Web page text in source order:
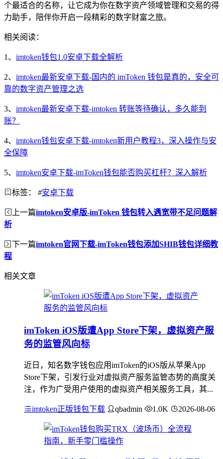
个最适合的名称，让它成为你在数字资产领域管理和交易的得
力助手，陪伴你开启一段精彩的数字财富之旅。
相关阅读：
1、 imtoken钱包1.0安卓下载全解析
2、 imtoken最新安卓下载-国内的 imToken 钱包是真的，安全可
靠的数字资产管理之选
3、 imtoken最新安卓下载-imtoken 转账等待确认，多久能到
账？
4、 imtoken钱包安卓下载-imtoken新用户教程3，深入操作与安
全保障
5、 imtoken安卓下载-imToken钱包能否购买杠杆？深入解析
标签： #安卓下载
上一篇imtoken安卓版-imToken 钱包转入遇宽带不足问题解
析
下一篇imtoken官网下载-imToken钱包添加SHIB钱包详细教
程
相关文章
imToken iOS版遭App Store下架，虚拟资产服
务的监管风向标
近日，知名数字钱包应用imToken的iOS版从苹果App
Store下架，引发行业对虚拟资产服务监管态势的高度关
注，作为广受用户使用的虚拟资产相关服务工具，其...
imtoken正版钱包下载 qbadmin 1.0K 2026-08-06